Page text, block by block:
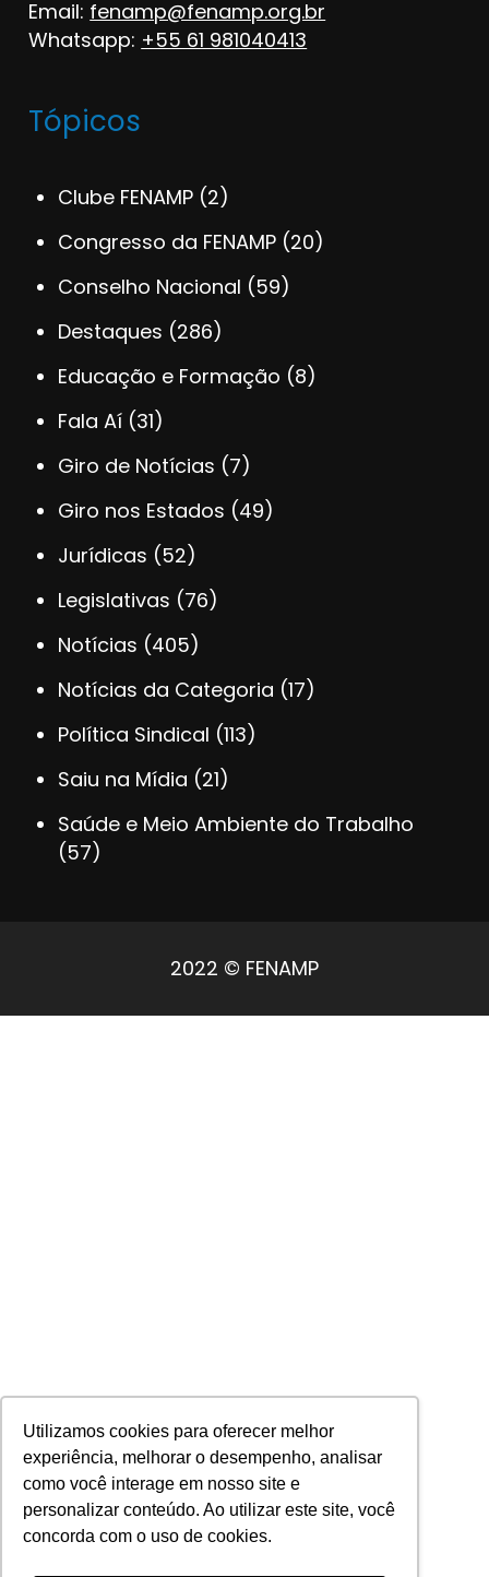
Utilizamos cookies para oferecer melhor
experiência, melhorar o desempenho, analisar
como você interage em nosso site e
personalizar conteúdo. Ao utilizar este site, você
concorda com o uso de cookies.
Email: fenamp@fenamp.org.br
Whatsapp: +55 61 981040413
Tópicos
Clube FENAMP (2)
Congresso da FENAMP (20)
Conselho Nacional (59)
Destaques (286)
Educação e Formação (8)
Fala Aí (31)
Giro de Notícias (7)
Giro nos Estados (49)
Jurídicas (52)
Legislativas (76)
Notícias (405)
Notícias da Categoria (17)
Política Sindical (113)
Saiu na Mídia (21)
Saúde e Meio Ambiente do Trabalho
(57)
2022 © FENAMP